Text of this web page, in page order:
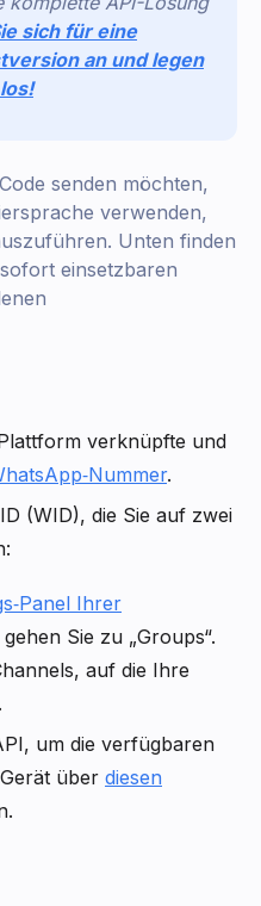
sich für eine
an und legen
senden möchten,
verwenden,
Unten finden
sofort einsetzbaren
verknüpfte und
.
(WID), die Sie auf zwei
Ihrer
gehen Sie zu „Groups“.
auf die Ihre
um die verfügbaren
über diesen